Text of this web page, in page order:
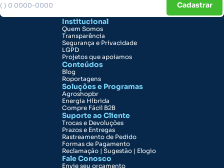
Cadastrar
Institucional
Quem Somos
Transparência
Segurança e Privacidade
LGPD
Projetos que apoiamos
Conteúdos
Blog
Roportagens
Soluções e Programas
Agroshopbr
Energia Híbrida
Compre Fácil B2B
Suporte ao Cliente
Trocas e Devoluções
Prazos e Entregas
Rastreamento de Pedido
Formas de Pagamento
Reclamação | Sugestão | Elogio
Fale Conosco
Envie seu orçamento